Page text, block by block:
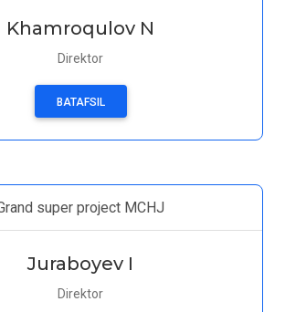
Khamroqulov N
Direktor
BATAFSIL
super project MCHJ
Juraboyev I
Direktor